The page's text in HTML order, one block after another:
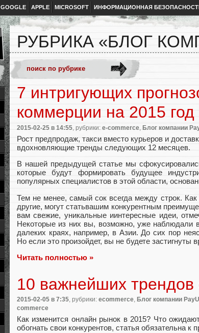
GOOGLE APPLE MICROSOFT ИНФОРМАЦИОННАЯ
РУБРИКА «БЛОГ
7 интригующих
коммерции на 2015 год
2015-02-25 в 14:55 , рубрики: e-commerce Блог компании
Рост предпродаж, такси вместо курьеров и
вдохновляющие тренды следующих 12 месяцев.
В нашей предыдущей статье мы
которые будут формировать будущее
популярных специалистов в этой области,
Тем не менее, самый сок всегда между строк.
другие, могут статьвашим конкурентным
вам свежие, уникальные иинтересные идеи,
Некоторые из них вы, возможно, уже
далеких краях, например, в Азии. До сих пор
Но если это произойдет, вы не будете застигнуты
Читать полностью »
10 важнейших
2015-02-05 в 7:35, рубрики: ecommerce, Блог компании PayU
commerce
Как изменится онлайн рынок в 2015? Что
обогнать свои конкурентов, статья обязательна к